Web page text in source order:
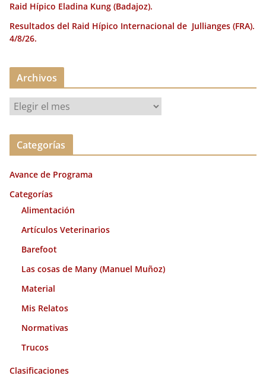
Raid Hípico Eladina Kung (Badajoz).
Resultados del Raid Hípico Internacional de Jullianges (FRA).
4/8/26.
Archivos
c
v
o
Categorías
Avance de Programa
Categorías
Alimentación
Artículos Veterinarios
Barefoot
Las cosas de Many (Manuel Muñoz)
Material
Mis Relatos
Normativas
Trucos
Clasificaciones